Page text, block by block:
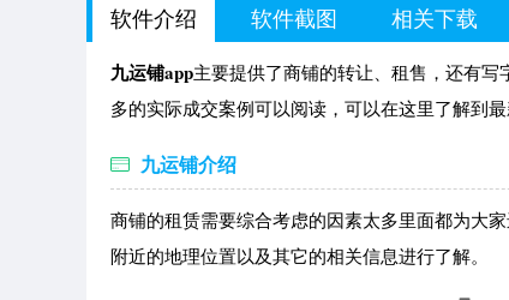
软件介绍 软件截图 相关下载
九运铺app主要提供了商铺的转让、租售，还有
多的实际成交案例可以阅读，可以在这里了解到最
九运铺介绍
商铺的租赁需要综合考虑的因素太多里面都为大
附近的地理位置以及其它的相关信息进行了解。